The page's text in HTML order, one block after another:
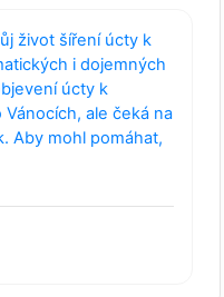
život šíření úcty k
i dojemných
úcty k
ale čeká na
Aby mohl pomáhat,